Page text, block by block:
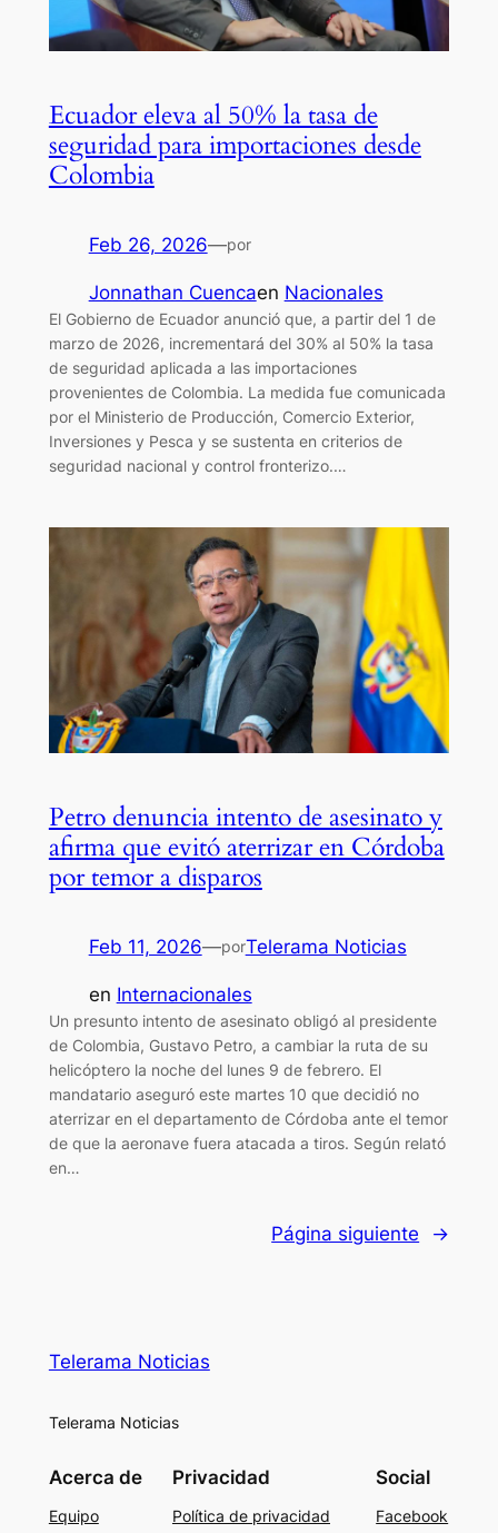
Ecuador eleva al 50% la tasa de
seguridad para importaciones desde
Colombia
Feb 26, 2026—por
Jonnathan Cuencaen Nacionales
El Gobierno de Ecuador anunció que, a partir del 1 de
marzo de 2026, incrementará del 30% al 50% la tasa
de seguridad aplicada a las importaciones
provenientes de Colombia. La medida fue comunicada
por el Ministerio de Producción, Comercio Exterior,
Inversiones y Pesca y se sustenta en criterios de
seguridad nacional y control fronterizo.…
Petro denuncia intento de asesinato y
afirma que evitó aterrizar en Córdoba
por temor a disparos
Feb 11, 2026—porTelerama Noticias
en Internacionales
Un presunto intento de asesinato obligó al presidente
de Colombia, Gustavo Petro, a cambiar la ruta de su
helicóptero la noche del lunes 9 de febrero. El
mandatario aseguró este martes 10 que decidió no
aterrizar en el departamento de Córdoba ante el temor
de que la aeronave fuera atacada a tiros. Según relató
en…
Página siguiente →
Telerama Noticias
Telerama Noticias
Acerca de
Equipo
Privacidad
Política de privacidad
Social
Facebook